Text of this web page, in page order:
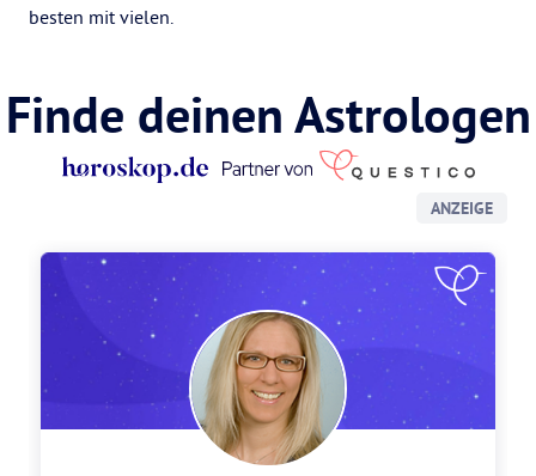
besten mit vielen.
Finde deinen Astrologen
ANZEIGE